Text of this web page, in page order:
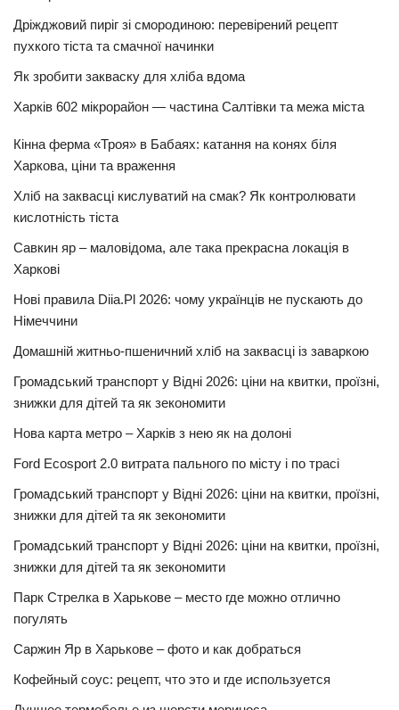
Дріжджовий пиріг зі смородиною: перевірений рецепт
пухкого тіста та смачної начинки
Як зробити закваску для хліба вдома
Харків 602 мікрорайон — частина Салтівки та межа міста
Кінна ферма «Троя» в Бабаях: катання на конях біля
Харкова, ціни та враження
Хліб на заквасці кислуватий на смак? Як контролювати
кислотність тіста
Савкин яр – маловідома, але така прекрасна локація в
Харкові
Нові правила Diia.Pl 2026: чому українців не пускають до
Німеччини
Домашній житньо-пшеничний хліб на заквасці із заваркою
Громадський транспорт у Відні 2026: ціни на квитки, проїзні,
знижки для дітей та як зекономити
Нова карта метро – Харків з нею як на долоні
Ford Ecosport 2.0 витрата пального по місту і по трасі
Громадський транспорт у Відні 2026: ціни на квитки, проїзні,
знижки для дітей та як зекономити
Громадський транспорт у Відні 2026: ціни на квитки, проїзні,
знижки для дітей та як зекономити
Парк Стрелка в Харькове – место где можно отлично
погулять
Саржин Яр в Харькове – фото и как добраться
Кофейный соус: рецепт, что это и где используется